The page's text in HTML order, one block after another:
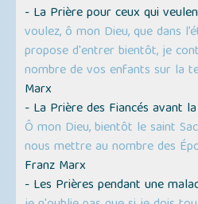
- La Prière pour ceux qui
voulez, ô mon Dieu, que dans
propose d'entrer bientôt, je
nombre de vos enfants sur la
Marx
- La Prière des Fiancés avant
Ô mon Dieu, bientôt le saint
nous mettre au nombre des
Franz Marx
- Les Prières pendant une